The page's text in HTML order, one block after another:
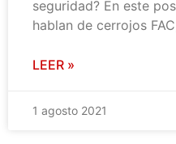
seguridad? En este
hablan de cerrojos
LEER »
1 agosto 2021